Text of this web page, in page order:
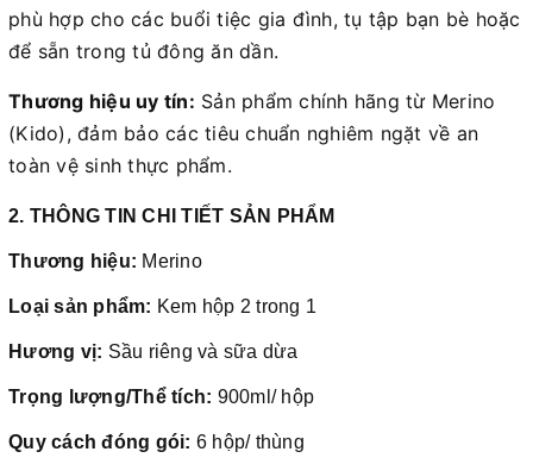
phù hợp cho các buổi tiệc gia đình, tụ tập bạn bè hoặc
để sẵn trong tủ đông ăn dần.
Thương hiệu uy tín: Sản phẩm chính hãng từ Merino
(Kido), đảm bảo các tiêu chuẩn nghiêm ngặt về an
toàn vệ sinh thực phẩm.
2. THÔNG TIN CHI TIẾT SẢN PHẨM
Thương hiệu: Merino
Loại sản phẩm: Kem hộp 2 trong 1
Hương vị: Sầu riêng và sữa dừa
Trọng lượng/Thể tích: 900ml/ hộp
Quy cách đóng gói: 6 hộp/ thùng